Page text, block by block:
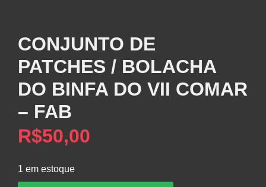
CONJUNTO DE
PATCHES / BOLACHA
DO BINFA DO VII COMAR
– FAB
R$50,00
1 em estoque